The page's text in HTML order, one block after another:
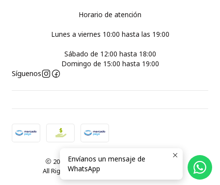
Horario de atención
Lunes a viernes 10:00 hasta las 19:00
Sábado de 12:00 hasta 18:00
Domingo de 15:00 hasta 19:00
Síguenos
2026 Plantas Carnívoras Santiago ( Chile ).
All Rights Reserved.
Envíanos un mensaje de
WhatsApp